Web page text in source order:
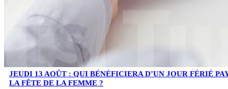
JEUDI 13 AOÛT : QUI BÉNÉFICIERA D’UN JOUR FÉRIÉ
LA FÊTE DE LA FEMME ?